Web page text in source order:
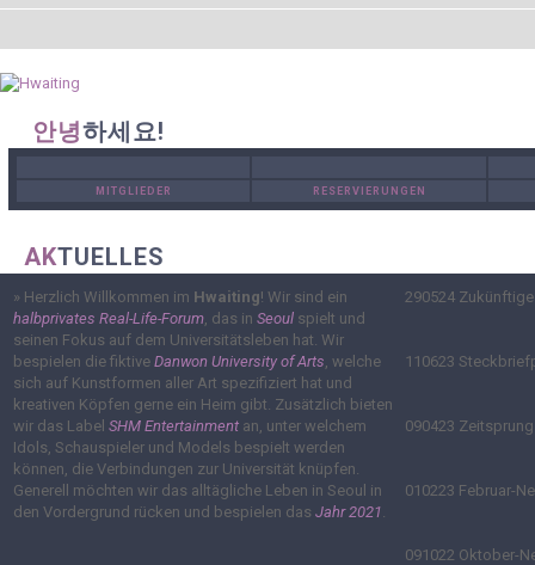
안녕하세요!
MITGLIEDER RESERVIERUNGEN
AKTUELLES
» Herzlich Willkommen im Hwaiting! Wir sind ein
halbprivates Real-Life-Forum, das in Seoul spielt und
seinen Fokus auf dem Universitätsleben hat. Wir
bespielen die fiktive Danwon University of Arts, welche
sich auf Kunstformen aller Art spezifiziert hat und
kreativen Köpfen gerne ein Heim gibt. Zusätzlich bieten
wir das Label SHM Entertainment an, unter welchem
Idols, Schauspieler und Models bespielt werden
können, die Verbindungen zur Universität knüpfen.
Generell möchten wir das alltägliche Leben in Seoul in
den Vordergrund rücken und bespielen das Jahr 2021.
290524
110623
090423
010223 Februar-
091022 Oktober-